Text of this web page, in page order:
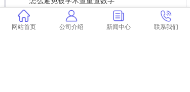
百度的论文如何解决查重问题 论文查重过高怎
么办？
网站首页 公司介绍 新闻中心 联系我们